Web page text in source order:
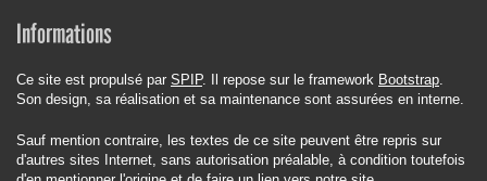
Informations
Ce site est propulsé par SPIP. Il repose sur le framework Bootstrap.
Son design, sa réalisation et sa maintenance sont assurées en interne.
Sauf mention contraire, les textes de ce site peuvent être repris sur
d'autres sites Internet, sans autorisation préalable, à condition toutefois